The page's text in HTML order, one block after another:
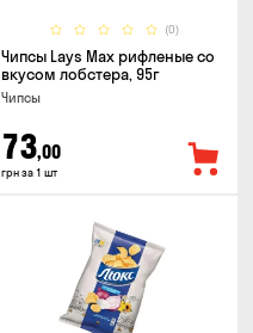
(0)
Чипсы Lays Max рифленые со
вкусом лобстера, 95г
Чипсы
73,00
грн за 1 шт